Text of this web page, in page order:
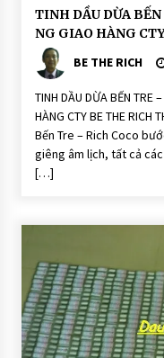
D
ầ
u
a
i
c
h
C
o
C
o
Ạ
Ộ
N
G
TINH DẦU DỪA
NG GIAO HÀNG
BE THE RICH
TINH DẦU DỪA BẾN TRE
HÀNG CTY BE THE
Bến Tre – Rich Coco
giêng âm lịch, tất cả
[…]